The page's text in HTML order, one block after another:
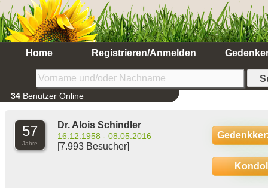
Home Registrieren/Anmelden
34 Benutzer Online
57
Jahre
Dr. Alois Schindler
16.12.1958 - 08.05.2016
[7.993 Besucher]